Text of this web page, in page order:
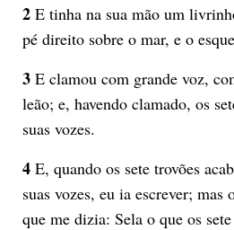
2E tinha na sua mão um
pé direito sobre o mar, e o
3E clamou com grande voz,
leão; e, havendo clamado, os
suas vozes.
4E, quando os sete trovões
suas vozes, eu ia escrever;
que me dizia: Sela o que os